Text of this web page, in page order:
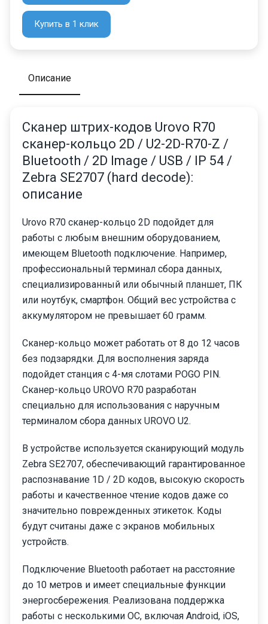
Купить в 1 клик
Описание
Cканер штрих-кодов Urovo R70
сканер-кольцо 2D / U2-2D-R70-Z /
Bluetooth / 2D Image / USB / IP 54 /
Zebra SE2707 (hard decode):
описание
Urovo R70 сканер-кольцо 2D подойдет для
работы с любым внешним оборудованием,
имеющем Bluetooth подключение. Например,
профессиональный терминал сбора данных,
специализированный или обычный планшет, ПК
или ноутбук, смартфон. Общий вес устройства с
аккумулятором не превышает 60 грамм.
Сканер-кольцо может работать от 8 до 12 часов
без подзарядки. Для восполнения заряда
подойдет станция с 4-мя слотами POGO PIN.
Сканер-кольцо UROVO R70 разработан
специально для использования с наручным
терминалом сбора данных UROVO U2.
В устройстве используется сканирующий модуль
Zebra SE2707, обеспечивающий гарантированное
распознавание 1D / 2D кодов, высокую скорость
работы и качественное чтение кодов даже со
значительно поврежденных этикеток. Коды
будут считаны даже с экранов мобильных
устройств.
Подключение Bluetooth работает на расстояние
до 10 метров и имеет специальные функции
энергосбережения. Реализована поддержка
работы с несколькими ОС, включая Android, iOS,